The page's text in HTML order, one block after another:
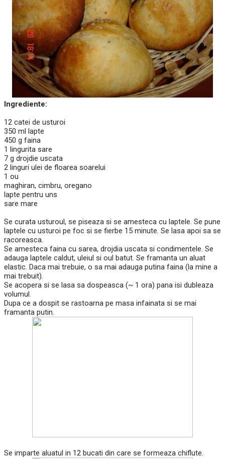
Ingrediente:
12 catei de usturoi
350 ml lapte
450 g faina
1 lingurita sare
7 g drojdie uscata
2 linguri ulei de floarea soarelui
1 ou
maghiran, cimbru, oregano
lapte pentru uns
sare mare
Se curata usturoul, se piseaza si se amesteca cu laptele. Se pune
laptele cu usturoi pe foc si se fierbe 15 minute. Se lasa apoi sa se
racoreasca.
Se amesteca faina cu sarea, drojdia uscata si condimentele. Se
adauga laptele caldut, uleiul si oul batut. Se framanta un aluat
elastic. Daca mai trebuie, o sa mai adauga putina faina (la mine a
mai trebuit).
Se acopera si se lasa sa dospeasca (~ 1 ora) pana isi dubleaza
volumul.
Dupa ce a dospit se rastoarna pe masa infainata si se mai
framanta putin.
Se imparte aluatul in 12 bucati din care se formeaza chiflute.